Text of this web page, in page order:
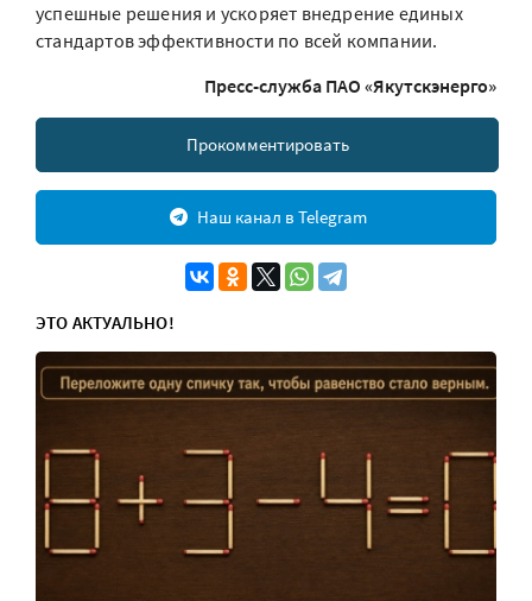
успешные решения и ускоряет внедрение единых
стандартов эффективности по всей компании.
Пресс-служба ПАО «Якутскэнерго»
Прокомментировать
Наш канал в Telegram
ЭТО АКТУАЛЬНО!